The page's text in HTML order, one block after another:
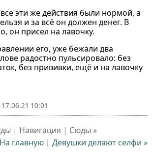
эти же действия были нормой, а
и за всё он должен денег. В
он присел на лавочку.
его, уже бежали два
радостно пульсировало: без
без прививки, ещё и на лавочку
17.06.21 10:01
| Навигация | Сюды »
На главную | Девушки делают селфи »